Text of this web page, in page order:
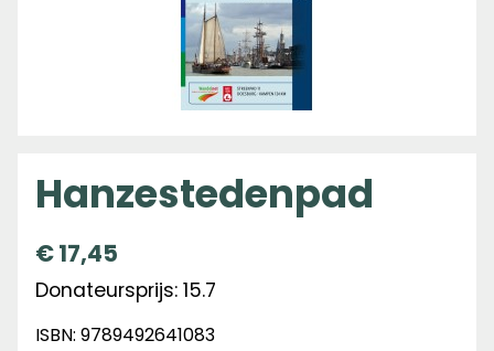
Hanzestedenpad
€17,45
Donateursprijs: 15.7
ISBN: 9789492641083